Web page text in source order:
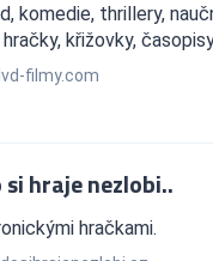
komedie, thrillery,
křižovky,
filmy.com
si hraje nezlobi..
hračkami.